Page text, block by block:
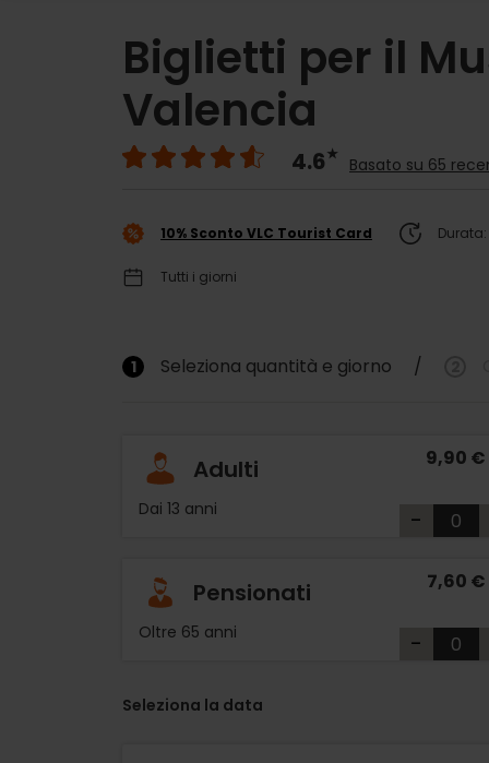
Biglietti per il
Valencia
4.6 Basato su 65
10% Sconto VLC Tourist Card Durata:
Tutti i giorni
1 Seleziona quantità e giorno /
Adulti
Dai 13 anni
9,90 €
-
Pensionati
Oltre 65 anni
7,60 €
-
Seleziona la data